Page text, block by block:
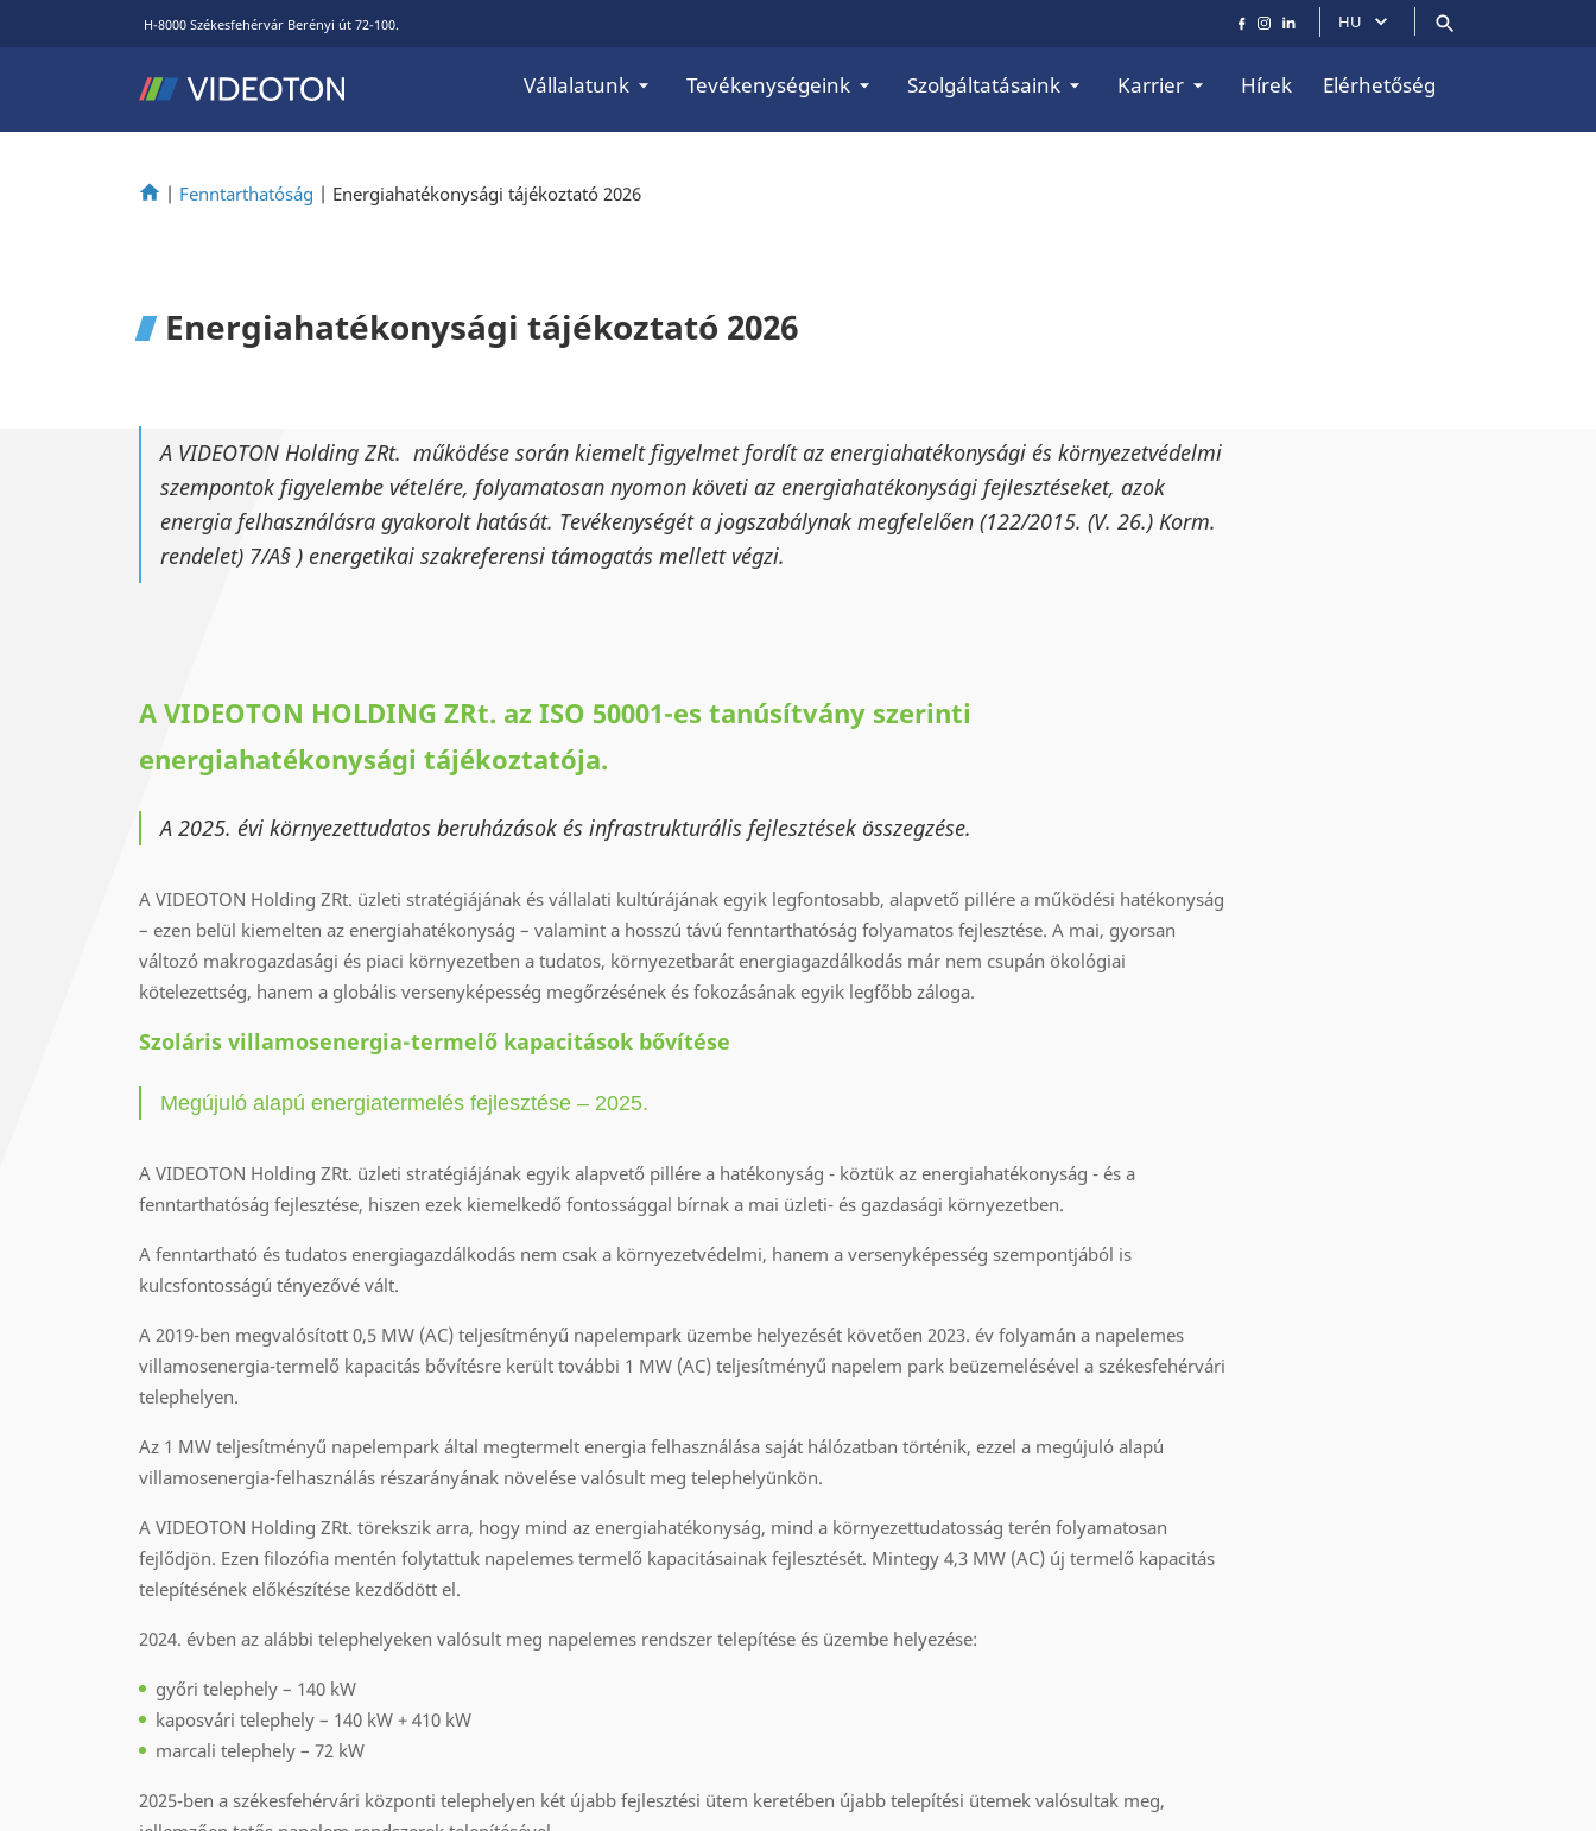
H-8000 Székesfehérvár Berényi út 72-100. HU
Vállalatunk Tevékenységeink Szolgáltatásaink Karrier Hírek Elérhetőség
| Fenntarthatóság | Energiahatékonysági tájékoztató 2026
Energiahatékonysági tájékoztató 2026
A VIDEOTON Holding ZRt. működése során kiemelt figyelmet fordít az energiahatékonysági és környezetvédelmi
szempontok figyelembe vételére, folyamatosan nyomon követi az energiahatékonysági fejlesztéseket, azok
energia felhasználásra gyakorolt hatását. Tevékenységét a jogszabálynak megfelelően (122/2015. (V. 26.) Korm.
rendelet) 7/A§ ) energetikai szakreferensi támogatás mellett végzi.
A VIDEOTON HOLDING ZRt. az ISO 50001-es tanúsítvány szerinti
energiahatékonysági tájékoztatója.
A 2025. évi környezettudatos beruházások és infrastrukturális fejlesztések összegzése.
A VIDEOTON Holding ZRt. üzleti stratégiájának és vállalati kultúrájának egyik legfontosabb, alapvető pillére a működési hatékonyság
– ezen belül kiemelten az energiahatékonyság – valamint a hosszú távú fenntarthatóság folyamatos fejlesztése. A mai, gyorsan
változó makrogazdasági és piaci környezetben a tudatos, környezetbarát energiagazdálkodás már nem csupán ökológiai
kötelezettség, hanem a globális versenyképesség megőrzésének és fokozásának egyik legfőbb záloga.
Szoláris villamosenergia-termelő kapacitások bővítése
Megújuló alapú energiatermelés fejlesztése – 2025.
A VIDEOTON Holding ZRt. üzleti stratégiájának egyik alapvető pillére a hatékonyság - köztük az energiahatékonyság - és a
fenntarthatóság fejlesztése, hiszen ezek kiemelkedő fontossággal bírnak a mai üzleti- és gazdasági környezetben.
A fenntartható és tudatos energiagazdálkodás nem csak a környezetvédelmi, hanem a versenyképesség szempontjából is
kulcsfontosságú tényezővé vált.
A 2019-ben megvalósított 0,5 MW (AC) teljesítményű napelempark üzembe helyezését követően 2023. év folyamán a napelemes
villamosenergia-termelő kapacitás bővítésre került további 1 MW (AC) teljesítményű napelem park beüzemelésével a székesfehérvári
telephelyen.
Az 1 MW teljesítményű napelempark által megtermelt energia felhasználása saját hálózatban történik, ezzel a megújuló alapú
villamosenergia-felhasználás részarányának növelése valósult meg telephelyünkön.
A VIDEOTON Holding ZRt. törekszik arra, hogy mind az energiahatékonyság, mind a környezettudatosság terén folyamatosan
fejlődjön. Ezen filozófia mentén folytattuk napelemes termelő kapacitásainak fejlesztését. Mintegy 4,3 MW (AC) új termelő kapacitás
telepítésének előkészítése kezdődött el.
évben az alábbi telephelyeken valósult meg napelemes rendszer telepítése és üzembe helyezése:
győri telephely – 140 kW
kaposvári telephely – 140 kW + 410 kW
marcali telephely – 72 kW
2025-ben a székesfehérvári központi telephelyen két újabb fejlesztési ütem keretében újabb telepítési ütemek valósultak meg,